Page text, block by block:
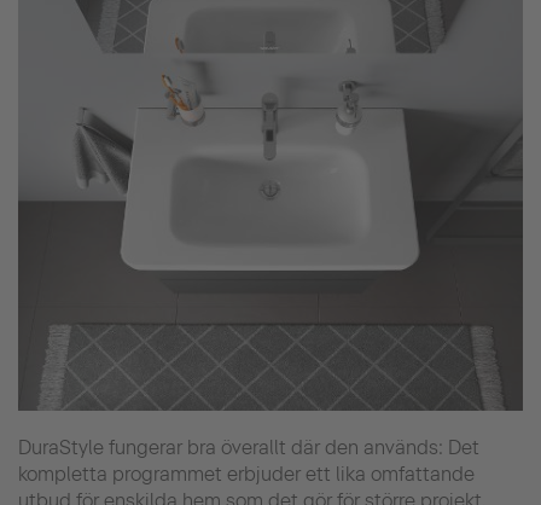
DuraStyle fungerar bra överallt där den används: Det
kompletta programmet erbjuder ett lika omfattande